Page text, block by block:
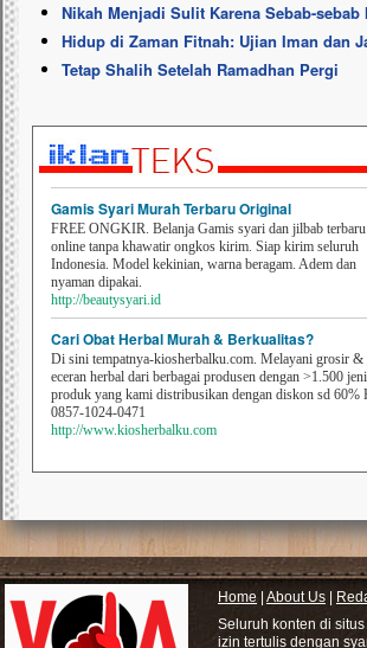
Nikah Menjadi Sulit Karena Sebab-sebab
Hidup di Zaman Fitnah: Ujian Iman dan
Tetap Shalih Setelah Ramadhan Pergi
Gamis Syari Murah Terbaru Original
FREE ONGKIR. Belanja Gamis syari dan jilbab
online tanpa khawatir ongkos kirim. Siap kirim seluruh
Indonesia. Model kekinian, warna beragam. Adem dan
nyaman dipakai.
http://beautysyari.id
Cari Obat Herbal Murah & Berkualitas?
Di sini tempatnya-kiosherbalku.com. Melayani grosir &
eceran herbal dari berbagai produsen dengan >1.500
produk yang kami distribusikan dengan diskon sd 60%
0857-1024-0471
http://www.kiosherbalku.com
Home About Us
Seluruh konten di
izin tertulis dengan